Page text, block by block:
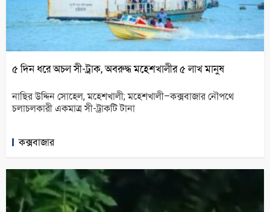
৫ দিন ধরে অচল সী-ট্রাক, অবরুদ্ধ মহেশখালীর ৫ লাখ মানুষ
নাছির উদ্দিন সোহেল, মহেশখালী; মহেশখালী–কক্সবাজার নৌপথে
চলাচলকারী একমাত্র সী-ট্রাকটি টানা
কক্সবাজার